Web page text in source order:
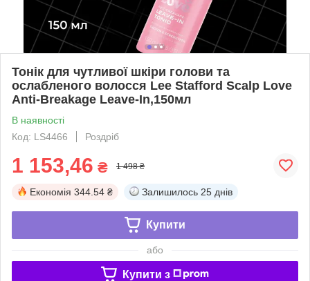
Тонік для чутливої шкіри голови та
ослабленого волосся Lee Stafford Scalp Love
Anti-Breakage Leave-In,150мл
В наявності
Код: LS4466
Роздріб
1 153,46 ₴ 1 498 ₴
Економія 344.54 ₴ Залишилось 25 днів
Купити
або
Купити з